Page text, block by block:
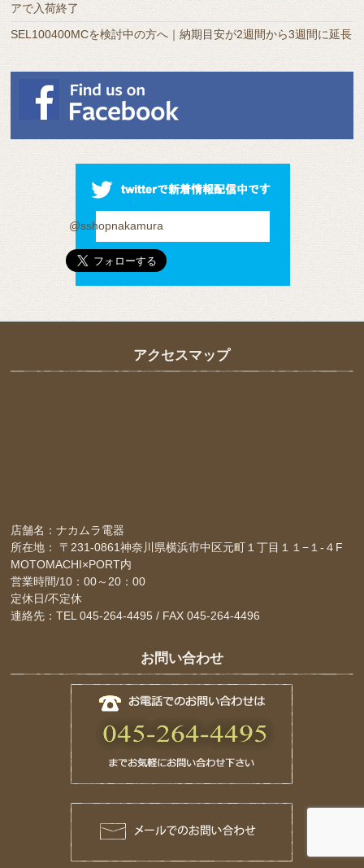
アで入荷終了
SEL100400MCを検討中の方へ｜納期目安が2週間から3週間に延長
@sshopnakamura
アクセスマップ
店舗名：ナカムラ電器
所在地： 〒231-0861神奈川県横浜市中区元町１丁目１１−１-４F
MOTOMACHI×PORT内
営業時間/10：00～20：00
定休日/不定休
連絡先：TEL 045-264-4495 / FAX 045-264-4496
お問い合わせ